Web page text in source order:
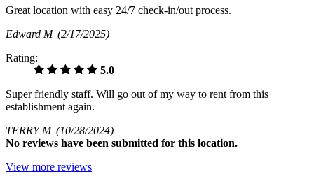
Great location with easy 24/7 check-in/out process.
Edward M (2/17/2025)
Rating:
5.0
Super friendly staff. Will go out of my way to rent from this
establishment again.
TERRY M (10/28/2024)
No reviews have been submitted for this location.
View more reviews